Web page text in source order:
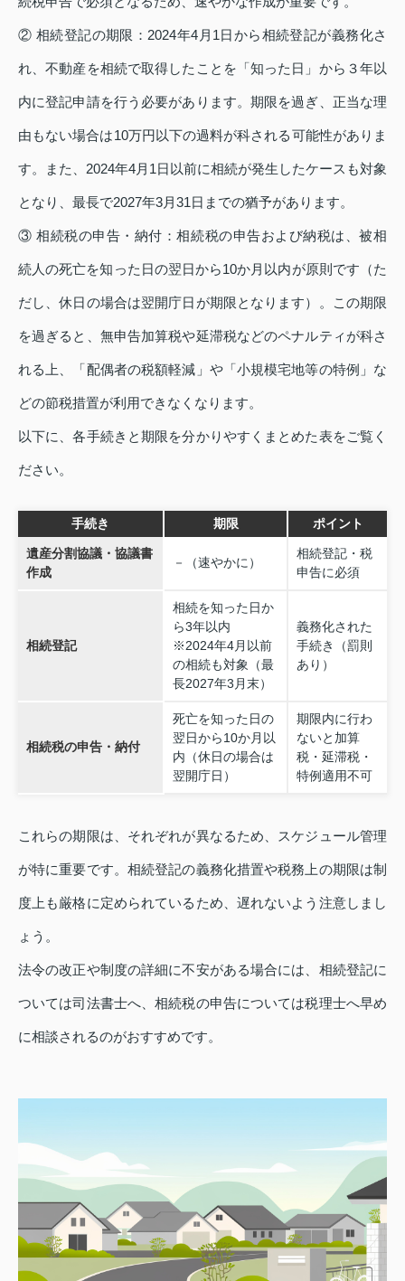
② 相続登記の期限：2024年4月1日から相続登記が義務化さ
れ、不動産を相続で取得したことを「知った日」から３年以
内に登記申請を行う必要があります。期限を過ぎ、正当な理
由もない場合は10万円以下の過料が科される可能性がありま
す。また、2024年4月1日以前に相続が発生したケースも対象
となり、最長で2027年3月31日までの猶予があります。
③ 相続税の申告・納付：相続税の申告および納税は、被相
続人の死亡を知った日の翌日から10か月以内が原則です（た
だし、休日の場合は翌開庁日が期限となります）。この期限
を過ぎると、無申告加算税や延滞税などのペナルティが科さ
れる上、「配偶者の税額軽減」や「小規模宅地等の特例」な
どの節税措置が利用できなくなります。
以下に、各手続きと期限を分かりやすくまとめた表をご覧く
ださい。
手続き 期限 ポイント
遺産分割協議・協議書
作成
－（速やかに）
相続登記・税
申告に必須
相続登記
相続を知った日か
ら3年以内
※2024年4月以前
の相続も対象（最
長2027年3月末）
義務化された
手続き（罰則
あり）
相続税の申告・納付
死亡を知った日の
翌日から10か月以
内（休日の場合は
翌開庁日）
期限内に行わ
ないと加算
税・延滞税・
特例適用不可
これらの期限は、それぞれが異なるため、スケジュール管理
が特に重要です。相続登記の義務化措置や税務上の期限は制
度上も厳格に定められているため、遅れないよう注意しまし
ょう。
法令の改正や制度の詳細に不安がある場合には、相続登記に
ついては司法書士へ、相続税の申告については税理士へ早め
に相談されるのがおすすめです。